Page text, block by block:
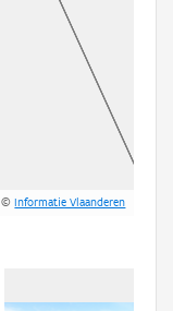
©Informatie Vlaanderen